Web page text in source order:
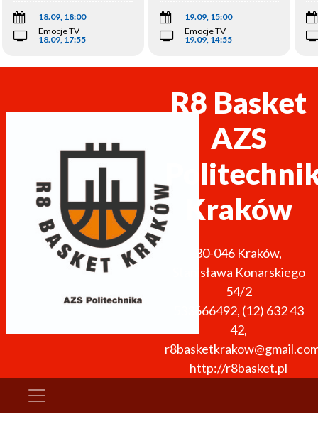
18.09, 18:00
Emocje TV
18.09, 17:55
19.09, 15:00
Emocje TV
19.09, 14:55
R8 Basket
AZS
Kraków
30-046 Kraków,
Stanisława Konarskiego
54/2
533666492, (12) 632 43
42,
http://r8basket.pl